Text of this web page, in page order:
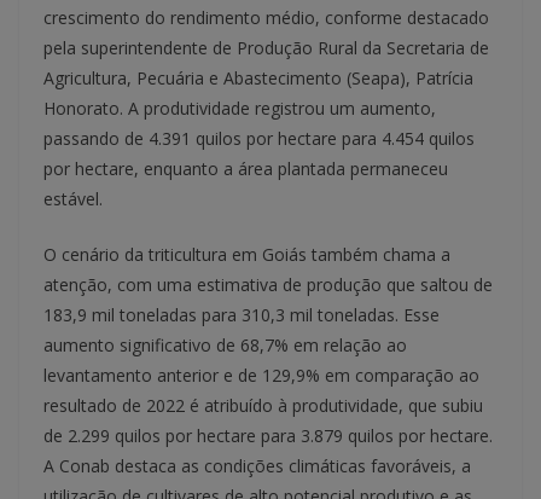
crescimento do rendimento médio, conforme destacado
pela superintendente de Produção Rural da Secretaria de
Agricultura, Pecuária e Abastecimento (Seapa), Patrícia
Honorato. A produtividade registrou um aumento,
passando de 4.391 quilos por hectare para 4.454 quilos
por hectare, enquanto a área plantada permaneceu
estável.
O cenário da triticultura em Goiás também chama a
atenção, com uma estimativa de produção que saltou de
183,9 mil toneladas para 310,3 mil toneladas. Esse
aumento significativo de 68,7% em relação ao
levantamento anterior e de 129,9% em comparação ao
resultado de 2022 é atribuído à produtividade, que subiu
de 2.299 quilos por hectare para 3.879 quilos por hectare.
A Conab destaca as condições climáticas favoráveis, a